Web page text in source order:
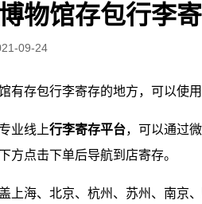
物馆存包行李
09-24
有存包行李寄存的地方，可以使用
业线上行李寄存平台，可以通过
方点击下单后导航到店寄存。
上海、北京、杭州、苏州、南京